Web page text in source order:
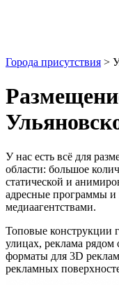
Города присутствия >
У нас есть всё для
области: большое
статической и
адресные программы и
медиаагентствами.
Топовые конструкции
улицах, реклама
форматы для 3D
рекламных